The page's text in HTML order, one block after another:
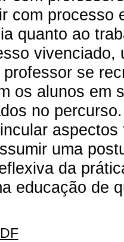
com processo
quanto ao
vivenciado,
se
os alunos em
no
uma
da
educação de